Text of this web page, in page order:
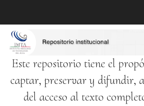
Este repositorio tiene el
captar, preservar y difundir,
del acceso al texto